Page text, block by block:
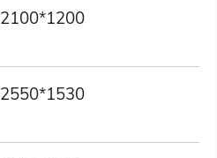
2100*1200
2550*1530